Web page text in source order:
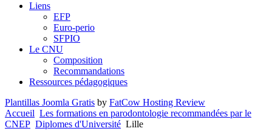
Liens
EFP
Euro-perio
SFPIO
Le CNU
Composition
Recommandations
Ressources pédagogiques
Plantillas Joomla Gratis by FatCow Hosting Review
Accueil Les formations en parodontologie recommandées par le
CNEP Diplomes d'Université Lille